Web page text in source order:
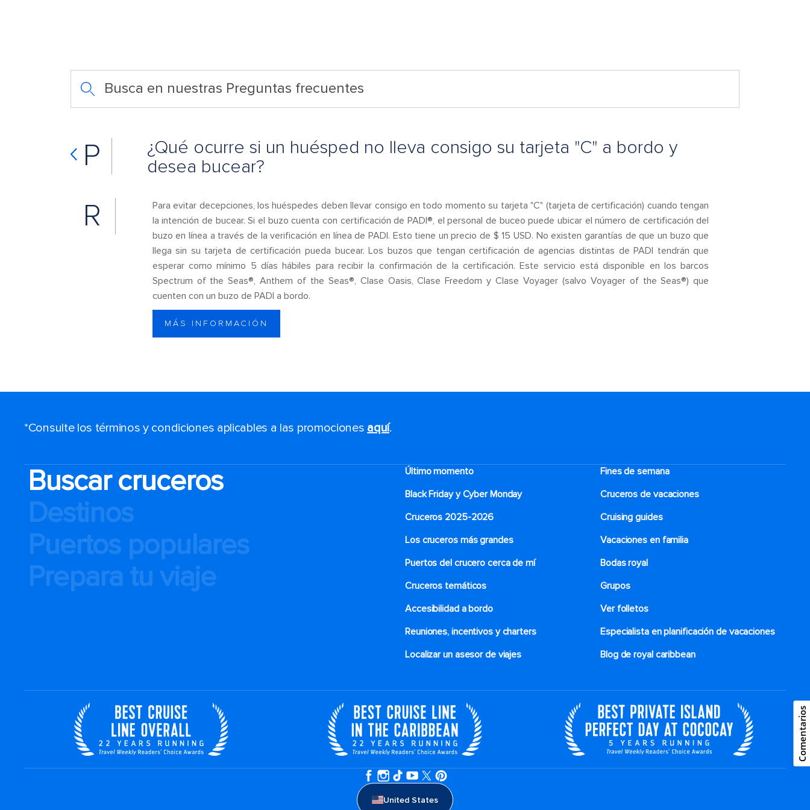
Busca en nuestras Preguntas frecuentes
P
¿Qué ocurre si un huésped no lleva consigo su tarjeta "C" a bordo y
desea bucear?
R
Para evitar decepciones, los huéspedes deben llevar consigo en todo momento su tarjeta "C" (tarjeta de certificación) cuando tengan
la intención de bucear. Si el buzo cuenta con certificación de PADI®, el personal de buceo puede ubicar el número de certificación del
buzo en línea a través de la verificación en línea de PADI. Esto tiene un precio de $ 15 USD. No existen garantías de que un buzo que
llega sin su tarjeta de certificación pueda bucear. Los buzos que tengan certificación de agencias distintas de PADI tendrán que
esperar como mínimo 5 días hábiles para recibir la confirmación de la certificación. Este servicio está disponible en los barcos
Spectrum of the Seas®, Anthem of the Seas®, Clase Oasis, Clase Freedom y Clase Voyager (salvo Voyager of the Seas®) que
cuenten con un buzo de PADI a bordo.
MÁS INFORMACIÓN
*Consulte los términos y condiciones aplicables a las promociones aquí.
Buscar cruceros
Destinos
Puertos populares
Prepara tu viaje
Último momento
Fines de semana
Black Friday y Cyber Monday
Cruceros de vacaciones
Cruceros 2025-2026
Cruising guides
Los cruceros más grandes
Vacaciones en familia
Puertos del crucero cerca de mí
Bodas royal
Cruceros temáticos
Grupos
Accesibilidad a bordo
Ver folletos
Reuniones, incentivos y charters​
Especialista en planificación de vacaciones
Localizar un asesor de viajes
Blog de royal caribbean
United States
Comentarios